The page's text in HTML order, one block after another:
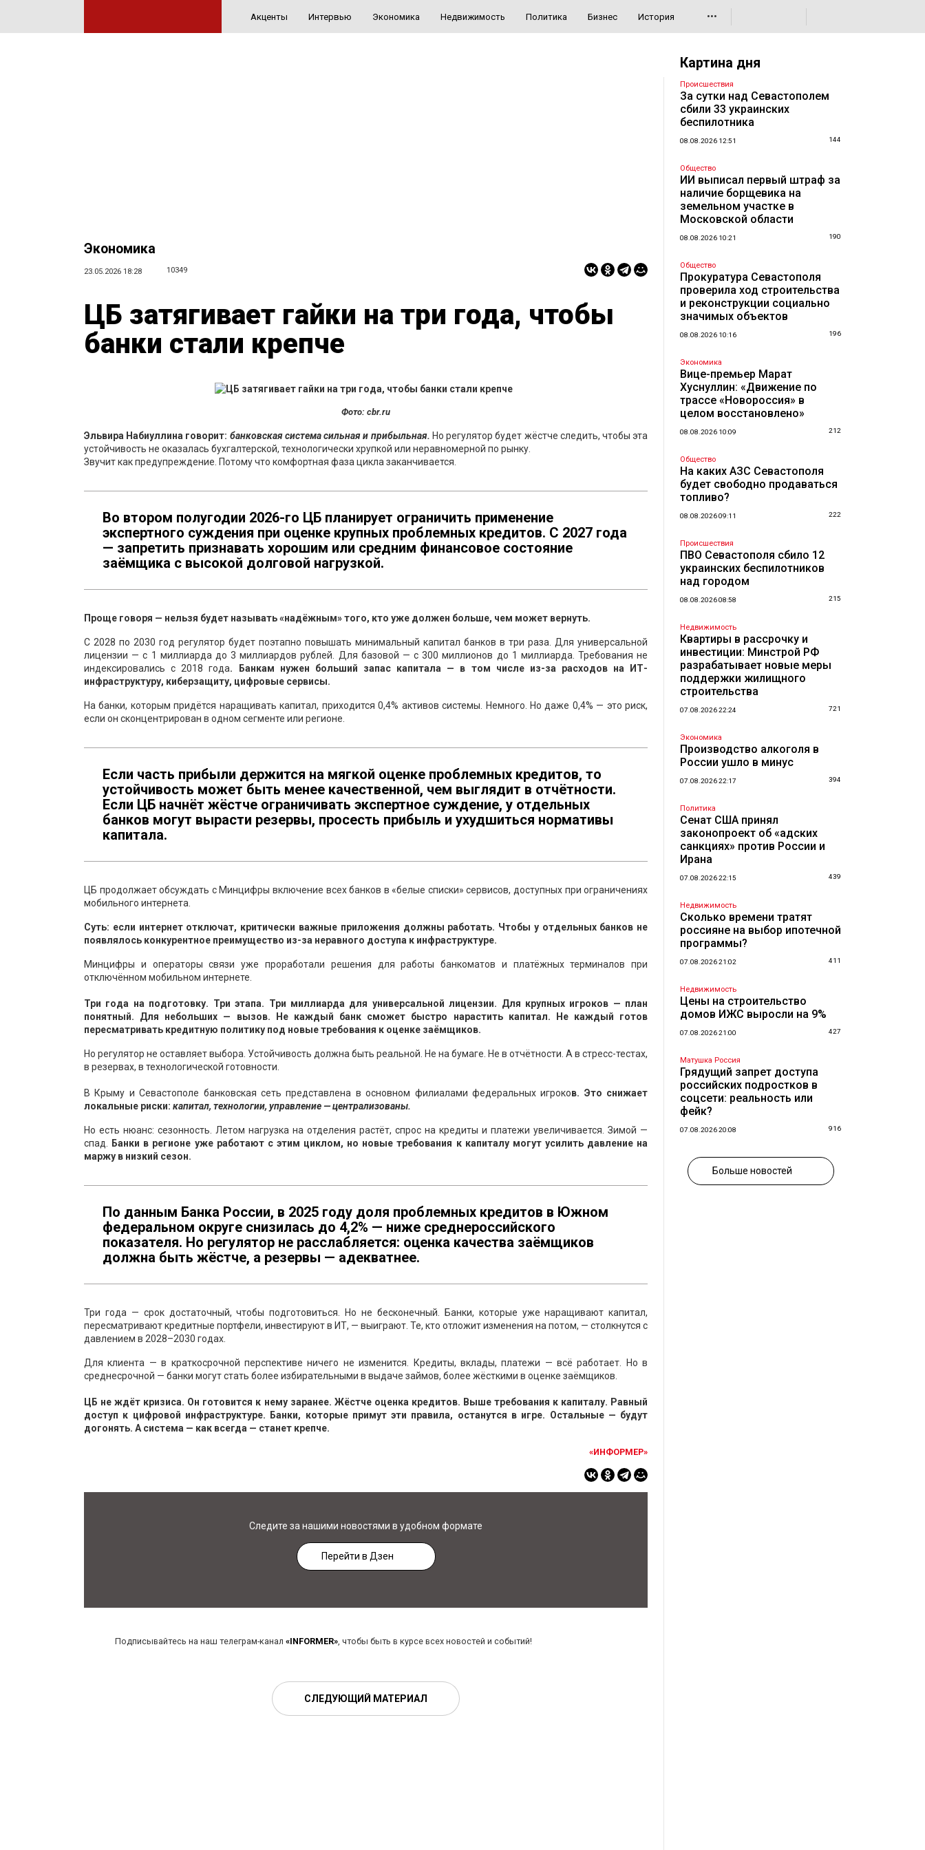
Акценты Интервью Экономика Недвижимость Политика Бизнес История •••
Экономика
23.05.2026 18:28 10349
ЦБ затягивает гайки на три года, чтобы
банки стали крепче
Фото: сbr.ru
Эльвира Набиуллина говорит: банковская система сильная и прибыльная. Но регулятор будет жёстче следить, чтобы эта
устойчивость не оказалась бухгалтерской, технологически хрупкой или неравномерной по рынку.
Звучит как предупреждение. Потому что комфортная фаза цикла заканчивается.
Во втором полугодии 2026-го ЦБ планирует ограничить применение
экспертного суждения при оценке крупных проблемных кредитов. С 2027 года
— запретить признавать хорошим или средним финансовое состояние
заёмщика с высокой долговой нагрузкой.
Проще говоря — нельзя будет называть «надёжным» того, кто уже должен больше, чем может вернуть.
С 2028 по 2030 год регулятор будет поэтапно повышать минимальный капитал банков в три раза. Для универсальной
лицензии — с 1 миллиарда до 3 миллиардов рублей. Для базовой — с 300 миллионов до 1 миллиарда. Требования не
индексировались с 2018 года. Банкам нужен больший запас капитала — в том числе из-за расходов на ИТ-
инфраструктуру, киберзащиту, цифровые сервисы.
На банки, которым придётся наращивать капитал, приходится 0,4% активов системы. Немного. Но даже 0,4% — это риск,
если он сконцентрирован в одном сегменте или регионе.
Если часть прибыли держится на мягкой оценке проблемных кредитов, то
устойчивость может быть менее качественной, чем выглядит в отчётности.
Если ЦБ начнёт жёстче ограничивать экспертное суждение, у отдельных
банков могут вырасти резервы, просесть прибыль и ухудшиться нормативы
капитала.
ЦБ продолжает обсуждать с Минцифры включение всех банков в «белые списки» сервисов, доступных при ограничениях
мобильного интернета.
Суть: если интернет отключат, критически важные приложения должны работать. Чтобы у отдельных банков не
появлялось конкурентное преимущество из-за неравного доступа к инфраструктуре.
Минцифры и операторы связи уже проработали решения для работы банкоматов и платёжных терминалов при
отключённом мобильном интернете.
Три года на подготовку. Три этапа. Три миллиарда для универсальной лицензии. Для крупных игроков — план
понятный. Для небольших — вызов. Не каждый банк сможет быстро нарастить капитал. Не каждый готов
пересматривать кредитную политику под новые требования к оценке заёмщиков.
Но регулятор не оставляет выбора. Устойчивость должна быть реальной. Не на бумаге. Не в отчётности. А в стресс-тестах,
в резервах, в технологической готовности.
В Крыму и Севастополе банковская сеть представлена в основном филиалами федеральных игроков. Это снижает
локальные риски: капитал, технологии, управление — централизованы.
Но есть нюанс: сезонность. Летом нагрузка на отделения растёт, спрос на кредиты и платежи увеличивается. Зимой —
спад.
Банки в регионе уже работают с этим циклом, но новые требования к капиталу могут усилить давление на
маржу в низкий сезон.
По данным Банка России, в 2025 году доля проблемных кредитов в Южном
федеральном округе снизилась до 4,2% — ниже среднероссийского
показателя. Но регулятор не расслабляется: оценка качества заёмщиков
должна быть жёстче, а резервы — адекватнее.
Три года — срок достаточный, чтобы подготовиться. Но не бесконечный. Банки, которые уже наращивают капитал,
пересматривают кредитные портфели, инвестируют в ИТ, — выиграют. Те, кто отложит изменения на потом, — столкнутся с
давлением в 2028–2030 годах.
Для клиента — в краткосрочной перспективе ничего не изменится. Кредиты, вклады, платежи — всё работает. Но в
среднесрочной — банки могут стать более избирательными в выдаче займов, более жёсткими в оценке заёмщиков.
ЦБ не ждёт кризиса. Он готовится к нему заранее. Жёстче оценка кредитов. Выше требования к капиталу. Равный
доступ к цифровой инфраструктуре. Банки, которые примут эти правила, останутся в игре. Остальные — будут
догонять. А система — как всегда — станет крепче.
«ИНФОРМЕР»
Следите за нашими новостями в удобном формате
Перейти в Дзен
Подписывайтесь на наш телеграм-канал «INFORMER», чтобы быть в курсе всех новостей и событий!
СЛЕДУЮЩИЙ МАТЕРИАЛ
Картина дня
Происшествия
За сутки над Севастополем
сбили 33 украинских
беспилотника
08.08.2026 12:51 144
Общество
ИИ выписал первый штраф за
наличие борщевика на
земельном участке в
Московской области
08.08.2026 10:21 190
Общество
Прокуратура Севастополя
проверила ход строительства
и реконструкции социально
значимых объектов
08.08.2026 10:16 196
Экономика
Вице-премьер Марат
Хуснуллин: «Движение по
трассе «Новороссия» в
целом восстановлено»
08.08.2026 10:09 212
Общество
На каких АЗС Севастополя
будет свободно продаваться
топливо?
08.08.2026 09:11 222
Происшествия
ПВО Севастополя сбило 12
украинских беспилотников
над городом
08.08.2026 08:58 215
Недвижимость
Квартиры в рассрочку и
инвестиции: Минстрой РФ
разрабатывает новые меры
поддержки жилищного
строительства
07.08.2026 22:24 721
Экономика
Производство алкоголя в
России ушло в минус
07.08.2026 22:17 394
Политика
Сенат США принял
законопроект об «адских
санкциях» против России и
Ирана
07.08.2026 22:15 439
Недвижимость
Сколько времени тратят
россияне на выбор ипотечной
программы?
07.08.2026 21:02 411
Недвижимость
Цены на строительство
домов ИЖС выросли на 9%
07.08.2026 21:00 427
Матушка Россия
Грядущий запрет доступа
российских подростков в
соцсети: реальность или
фейк?
07.08.2026 20:08 916
Больше новостей